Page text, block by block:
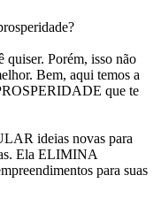
Porém, isso não
Bem, aqui temos a
que te
ideias novas para
Ela ELIMINA
para suas